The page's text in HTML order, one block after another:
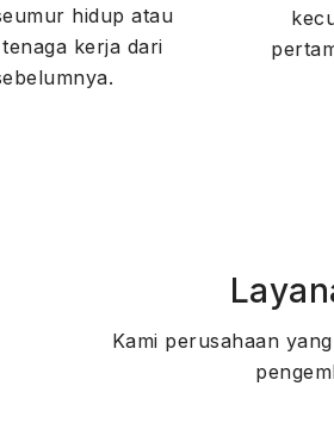
hidup atau
kerja dari
Kami perusahaan